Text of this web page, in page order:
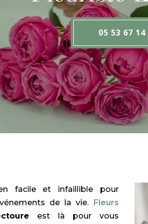
05 53 67 14
facile et infaillible pour
de la vie.
Fleurs
est là pour vous